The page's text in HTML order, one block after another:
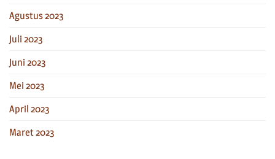
Agustus 2023
Juli 2023
Juni 2023
Mei 2023
April 2023
Maret 2023